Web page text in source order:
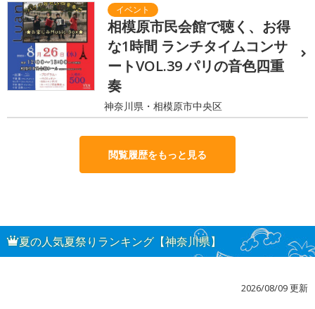
相模原市民会館で聴く、お得
な1時間 ランチタイムコンサ
ートVOL.39 パリの音色四重
奏
神奈川県・相模原市中央区
閲覧履歴をもっと見る
夏の人気夏祭りランキング【神奈川県】
2026/08/09 更新